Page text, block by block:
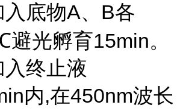
底物A、B各
光孵育15min。
终止液
内,在450nm波长